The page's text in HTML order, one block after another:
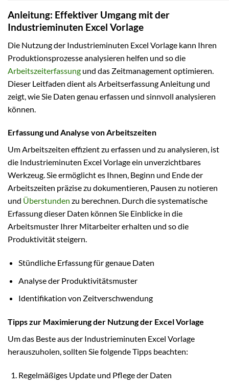
Anleitung: Effektiver Umgang mit der
Industrieminuten Excel Vorlage
Die Nutzung der Industrieminuten Excel Vorlage kann Ihren
Produktionsprozesse analysieren helfen und so die
Arbeitszeiterfassung und das Zeitmanagement optimieren.
Dieser Leitfaden dient als Arbeitserfassung Anleitung und
zeigt, wie Sie Daten genau erfassen und sinnvoll analysieren
können.
Erfassung und Analyse von Arbeitszeiten
Um Arbeitszeiten effizient zu erfassen und zu analysieren, ist
die Industrieminuten Excel Vorlage ein unverzichtbares
Werkzeug. Sie ermöglicht es Ihnen, Beginn und Ende der
Arbeitszeiten präzise zu dokumentieren, Pausen zu notieren
und Überstunden zu berechnen. Durch die systematische
Erfassung dieser Daten können Sie Einblicke in die
Arbeitsmuster Ihrer Mitarbeiter erhalten und so die
Produktivität steigern.
Stündliche Erfassung für genaue Daten
Analyse der Produktivitätsmuster
Identifikation von Zeitverschwendung
Tipps zur Maximierung der Nutzung der Excel Vorlage
Um das Beste aus der Industrieminuten Excel Vorlage
herauszuholen, sollten Sie folgende Tipps beachten:
Regelmäßiges Update und Pflege der Daten